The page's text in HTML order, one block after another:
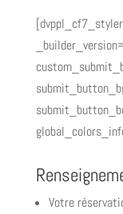
Votre